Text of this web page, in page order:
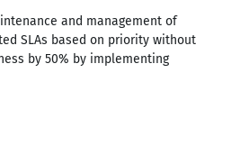
and management of
SLAs based on priority without
by 50% by implementing